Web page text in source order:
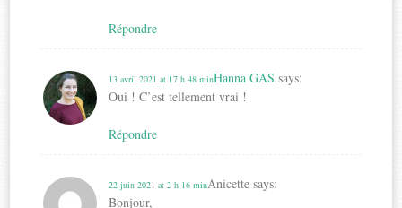
Répondre
Hanna GAS says:
13 avril 2021 at 17 h 48 min
Oui ! C’est tellement vrai !
Répondre
Anicette says:
22 juin 2021 at 2 h 16 min
Bonjour,